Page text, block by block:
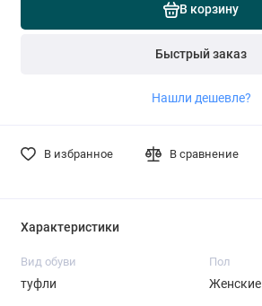
В корзину
Быстрый заказ
Нашли дешевле?
В избранное В сравнение
Характеристики
Вид обуви
туфли
Пол
Женские